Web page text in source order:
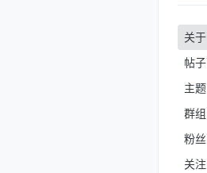
关于
帖子
主题
群组
粉丝
关注